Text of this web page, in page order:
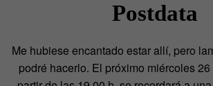
Postdata
Me hubiese encantado estar allí, pero
podré hacerlo. El próximo miércoles